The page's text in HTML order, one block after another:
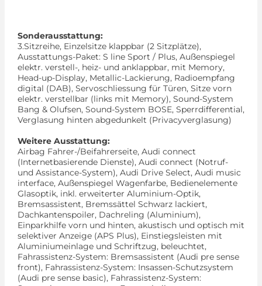
Sonderausstattung:
3.Sitzreihe, Einzelsitze klappbar (2 Sitzplätze),
Ausstattungs-Paket: S line Sport / Plus, Außenspiegel
elektr. verstell-, heiz- und anklappbar, mit Memory,
Head-up-Display, Metallic-Lackierung, Radioempfang
digital (DAB), Servoschliessung für Türen, Sitze vorn
elektr. verstellbar (links mit Memory), Sound-System
Bang & Olufsen, Sound-System BOSE, Sperrdifferential,
Verglasung hinten abgedunkelt (Privacyverglasung)
Weitere Ausstattung:
Airbag Fahrer-/Beifahrerseite, Audi connect
(Internetbasierende Dienste), Audi connect (Notruf-
und Assistance-System), Audi Drive Select, Audi music
interface, Außenspiegel Wagenfarbe, Bedienelemente
Glasoptik, inkl. erweiterter Aluminium-Optik,
Bremsassistent, Bremssättel Schwarz lackiert,
Dachkantenspoiler, Dachreling (Aluminium),
Einparkhilfe vorn und hinten, akustisch und optisch mit
selektiver Anzeige (APS Plus), Einstiegsleisten mit
Aluminiumeinlage und Schriftzug, beleuchtet,
Fahrassistenz-System: Bremsassistent (Audi pre sense
front), Fahrassistenz-System: Insassen-Schutzsystem
(Audi pre sense basic), Fahrassistenz-System: